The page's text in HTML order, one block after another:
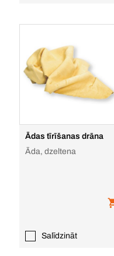
Ādas tīrīšanas drāna
Āda, dzeltena
Salīdzināt